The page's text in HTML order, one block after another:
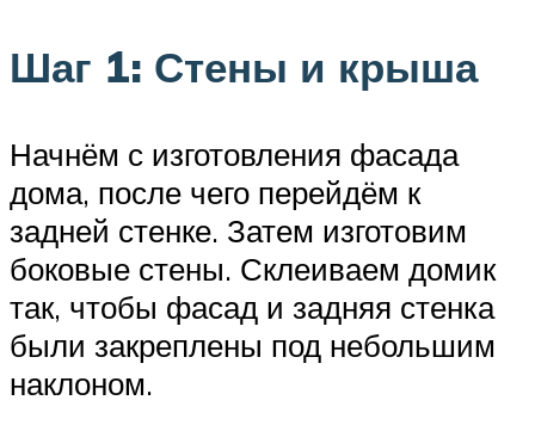
Шаг 1: Стены и крыша
Начнём с изготовления фасада
дома, после чего перейдём к
задней стенке. Затем изготовим
боковые стены. Склеиваем домик
так, чтобы фасад и задняя стенка
были закреплены под небольшим
наклоном.